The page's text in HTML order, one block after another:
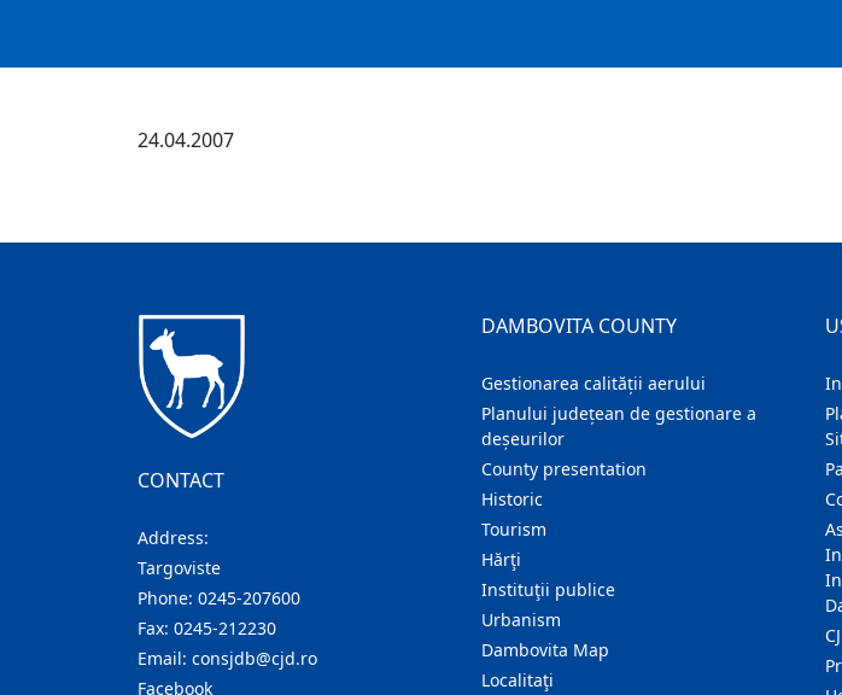
24.04.2007
CONTACT
Address:
Targoviste
Phone: 0245-207600
Fax: 0245-212230
Email: consjdb@cjd.ro
Facebook
DAMBOVITA COUNTY
Gestionarea calității aerului
Planului județean de gestionare a
deșeurilor
County presentation
Historic
Tourism
Hărţi
Instituţii publice
Urbanism
Dambovita Map
Localitaţi